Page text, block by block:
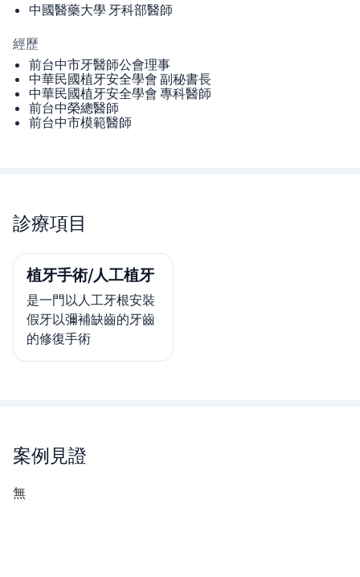
中國醫藥大學 牙科部醫師
經歷
前台中市牙醫師公會理事
中華民國植牙安全學會 副秘書長
中華民國植牙安全學會 專科醫師
前台中榮總醫師
前台中市模範醫師
診療項目
植牙手術/人工植牙
是一門以人工牙根安裝
假牙以彌補缺齒的牙齒
的修復手術
案例見證
無